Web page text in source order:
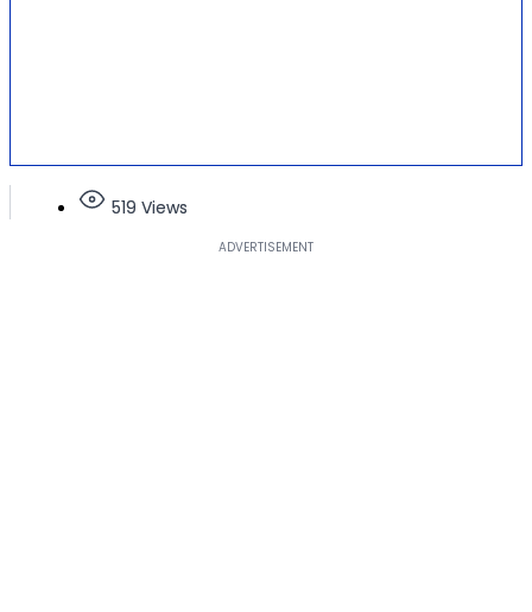
519 Views